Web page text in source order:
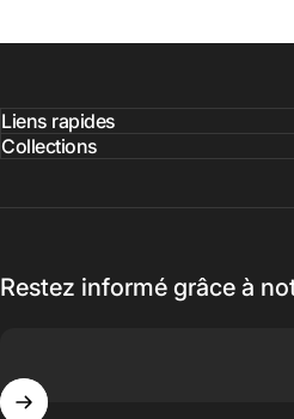
Liens rapides
Collections
Restez informé grâce à